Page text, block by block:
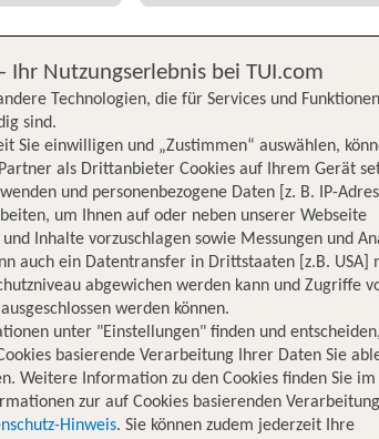
Ihr Nutzungserlebnis bei TUI.com
Technologien, die für Services und
sind.
Sie einwilligen und „Zustimmen“ auswählen,
als Drittanbieter Cookies auf Ihrem Gerät
und personenbezogene Daten [z. B. IP-
um Ihnen auf oder neben unserer Webseite
Inhalte vorzuschlagen sowie Messungen und
auch ein Datentransfer in Drittstaaten [z.B. USA]
abgewichen werden kann und Zugriffe
werden können.
unter "Einstellungen" finden und
basierende Verarbeitung Ihrer Daten Sie
Weitere Information zu den Cookies finden Sie im
zur auf Cookies basierenden
Hinweis. Sie können zudem jederzeit Ihre